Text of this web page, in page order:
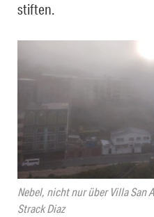
stiften.
Nebel, nicht nur über Villa San
Strack Diaz